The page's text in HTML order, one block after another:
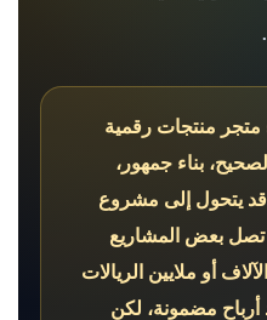
متجر منتجات رقمية
بناء جمهور،
يتحول إلى مشروع
تصل بعض المشاريع
أو ملايين الريالات
أرباح مضمونة، لكن